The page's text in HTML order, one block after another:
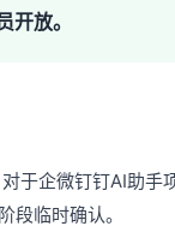
放。
于企微钉钉AI助手
段临时确认。